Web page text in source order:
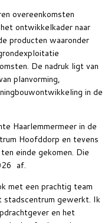
overeenkomsten
ontwikkelkader naar
producten waaronder
De nadruk ligt van
planvorming,
in de
Haarlemmermeer in de
Hoofddorp en tevens
einde gekomen. Die
af.
met een prachtig team
stadscentrum gewerkt. Ik
en het